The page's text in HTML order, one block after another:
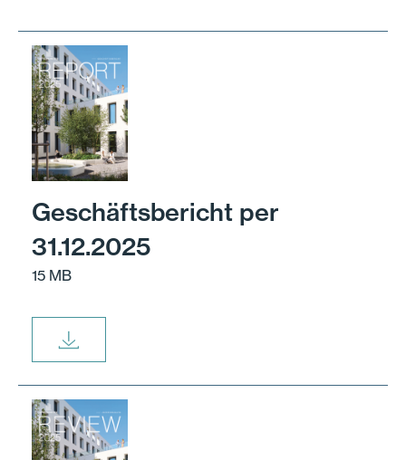
Geschäftsbericht per
31.12.2025
15 MB